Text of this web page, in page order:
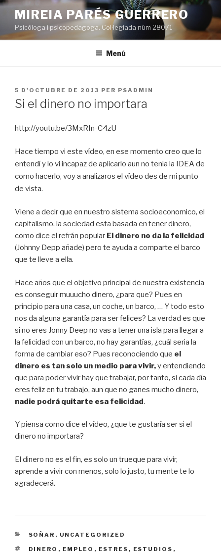
Vés
contingut
MIREIA PARÉS GUERRERO
Psicòloga i psicopedagoga. Col·legiada núm 28071
Menú
PUBLICAT
A
5 D'OCTUBRE DE 2013 PER PSADMIN
Si el dinero no importara
http://youtu.be/3MxRIn-C4zU
Hace tiempo vi este vídeo, en ese momento creo que lo
entendí y lo vi incapaz de aplicarlo aun no tenia la IDEA de
como hacerlo, voy a analizaros el vídeo des de mi punto
de vista.
Viene a decir que en nuestro sistema socioeconomico, el
capitalismo, la sociedad esta basada en tener dinero,
como dice el refrán popular El dinero no da la felicidad
(Johnny Depp añade) pero te ayuda a comparte el barco
que te lleve a ella.
Hace años que el objetivo principal de nuestra existencia
es conseguir muuucho dinero, ¿para que? Pues en
principio para una casa, un coche, un barco, … Y todo esto
nos da alguna garantía para ser felices? La verdad es que
si no eres Jonny Deep no vas a tener una isla para llegar a
la felicidad con un barco, no hay garantías, ¿cuál seria la
forma de cambiar eso? Pues reconociendo que el
dinero es tan solo un medio para vivir,y entendiendo
que para poder vivir hay que trabajar, por tanto, si cada día
eres feliz en tu trabajo, aun que no ganes mucho dinero,
nadie podrá quitarte esa felicidad.
Y piensa como dice el vídeo, ¿que te gustaría ser si el
dinero no importara?
El dinero no es el fin, es solo un trueque para vivir,
aprende a vivir con menos, solo lo justo, tu mente te lo
agradecerá.
CATEGORIES
SOÑAR , UNCATEGORIZED
ETIQUETES
DINERO , EMPLEO , ESTRES , ESTUDIOS ,